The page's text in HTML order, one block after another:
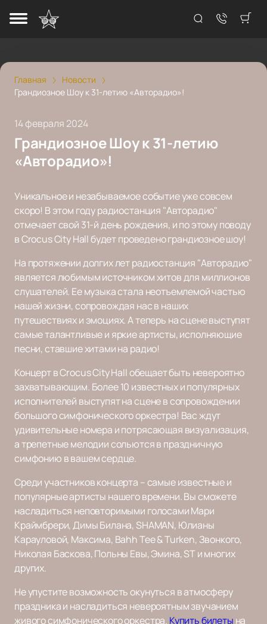
Главная
Новости
Грандиозное Шоу к 31-летию «Авторадио»!
14 февраля 2024
Грандиозное Шоу к 31-летию
«Авторадио»!
Уникальное и незабываемое событие уже совсем
скоро! В этом году радиостанция "Авторадио"
отмечает свой 31-й день рождения, и по этому поводу
в Crocus City Hall будет проведено грандиозное шоу!
На протяжении долгих лет радиостанция "Авторадио"
является любимым источником хитов для миллионов
слушателей. Ее музыка стала неотъемлемой частью
нашей жизни, сопровождая нас в наших
путешествиях и эмоциях. А теперь на сцене выступят
самые талантливые и яркие артисты, исполняющие
песни, ставшие хитами на радио!
Концерт в Crocus City Hall обещает быть невероятно
захватывающим. Более 10 известных и популярных
исполнителей выступят на сцене в сопровождении
большого симфонического оркестра! Вас ждут
удивительные номера и потрясающая визуализация,
а трепетные мелодии сольются в праздничную
симфонию в вашем сердце.
Среди участников концерта – самые известные и
популярные артисты нашего времени. Вы сможете
насладиться неповторимыми голосами Мари
Краймбрери, Димы Билана, SHAMAN, Юлианы
Карауловой, Максима, Bahh Tee & Turken, Звонкого,
Николая Баскова, Польны Евы, Эмина, ST и многих
других.
Не упустите возможность окунуться в атмосферу
праздника и насладиться невероятным звучанием
живого симфонического оркестра. Купить билеты на